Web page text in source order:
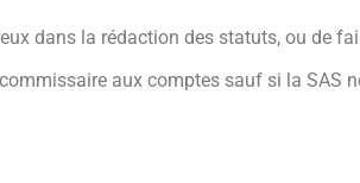
dans la rédaction des statuts, ou de
aux comptes sauf si la SAS